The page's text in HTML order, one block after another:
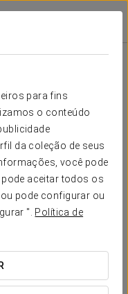
para fins
o conteúdo
da coleção de seus
você pode
aceitar todos os
pode configurar ou
". Política de
no Áurea Convento